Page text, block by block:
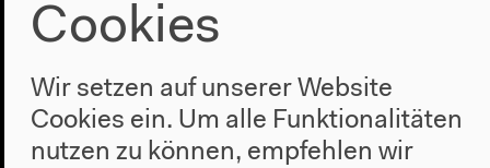
Cookies
Wir setzen auf unserer Website
Cookies ein. Um alle Funktionalitäten
nutzen zu können, empfehlen wir